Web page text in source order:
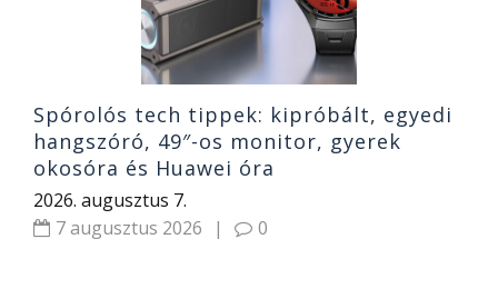
Spórolós tech tippek: kipróbált, egyedi
hangszóró, 49″-os monitor, gyerek
okosóra és Huawei óra
2026. augusztus 7.
7 augusztus 2026
| 0